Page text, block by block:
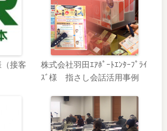
接客
株式会社羽田ｴｱﾎﾟｰﾄｴﾝﾀｰﾌﾟﾗｲ
ｽﾞ様 指さし会話活用事例